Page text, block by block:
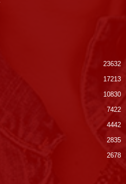
23632
17213
10830
7422
4442
2835
2678